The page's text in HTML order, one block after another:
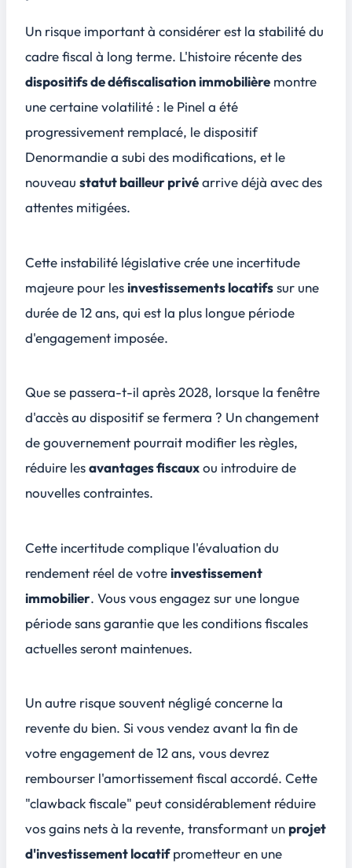
Un risque important à considérer est la stabilité du
cadre fiscal à long terme. L'histoire récente des
dispositifs de défiscalisation immobilière montre
une certaine volatilité : le Pinel a été
progressivement remplacé, le dispositif
Denormandie a subi des modifications, et le
nouveau statut bailleur privéarrive déjà avec des
attentes mitigées.
Cette instabilité législative crée une incertitude
majeure pour lesinvestissements locatifssur une
durée de 12 ans, qui est la plus longue période
d'engagement imposée.
Que se passera-t-il après 2028, lorsque la fenêtre
d'accès au dispositif se fermera ? Un changement
de gouvernement pourrait modifier les règles,
réduire lesavantages fiscauxou introduire de
nouvelles contraintes.
Cette incertitude complique l'évaluation du
rendement réel de votreinvestissement
immobilier. Vous vous engagez sur une longue
période sans garantie que les conditions fiscales
actuelles seront maintenues.
Un autre risque souvent négligé concerne la
revente du bien. Si vous vendez avant la fin de
votre engagement de 12 ans, vous devrez
rembourser l'amortissement fiscal accordé. Cette
"clawback fiscale" peut considérablement réduire
vos gains nets à la revente, transformant un projet
d'investissement locatifprometteur en une